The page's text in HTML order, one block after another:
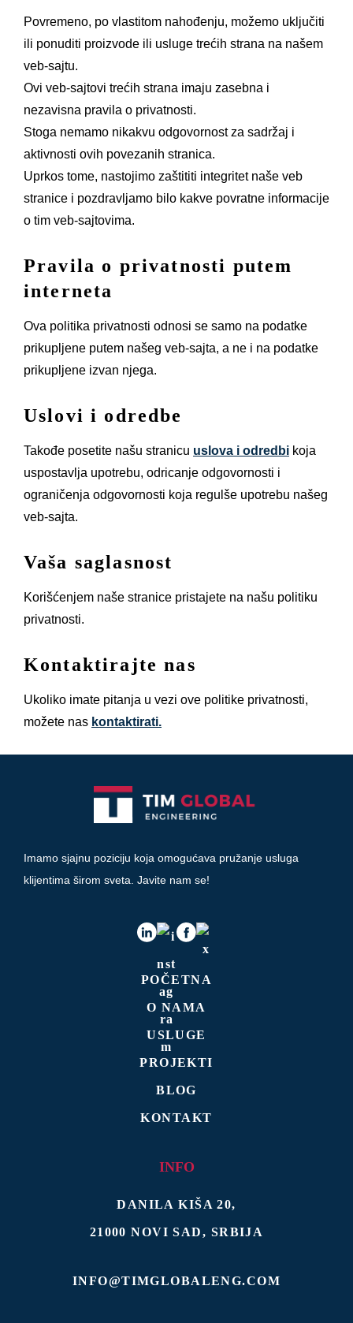
Povremeno, po vlastitom nahođenju, možemo uključiti
ili ponuditi proizvode ili usluge trećih strana na našem
veb-sajtu.
Ovi veb-sajtovi trećih strana imaju zasebna i
nezavisna pravila o privatnosti.
Stoga nemamo nikakvu odgovornost za sadržaj i
aktivnosti ovih povezanih stranica.
Uprkos tome, nastojimo zaštititi integritet naše veb
stranice i pozdravljamo bilo kakve povratne informacije
o tim veb-sajtovima.
Pravila o privatnosti putem
interneta
Ova politika privatnosti odnosi se samo na podatke
prikupljene putem našeg veb-sajta, a ne i na podatke
prikupljene izvan njega.
Uslovi i odredbe
Takođe posetite našu stranicu uslova i odredbi koja
uspostavlja upotrebu, odricanje odgovornosti i
ograničenja odgovornosti koja regulše upotrebu našeg
veb-sajta.
Vaša saglasnost
Korišćenjem naše stranice pristajete na našu politiku
privatnosti.
Kontaktirajte nas
Ukoliko imate pitanja u vezi ove politike privatnosti,
možete nas kontaktirati.
Imamo sjajnu poziciju koja omogućava pružanje usluga
klijentima širom sveta. Javite nam se!
POČETNA
O NAMA
USLUGE
PROJEKTI
BLOG
KONTAKT
INFO
DANILA KIŠA 20,
21000 NOVI SAD, SRBIJA
INFO@TIMGLOBALENG.COM